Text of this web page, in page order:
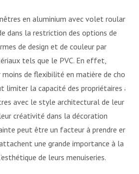
en aluminium avec volet roulant
dans la restriction des options de
de design et de couleur par
tels que le PVC. En effet,
de flexibilité en matière de choix
limiter la capacité des propriétaires à
avec le style architectural de leur
créativité dans la décoration
peut être un facteur à prendre en
une grande importance à la
de leurs menuiseries.